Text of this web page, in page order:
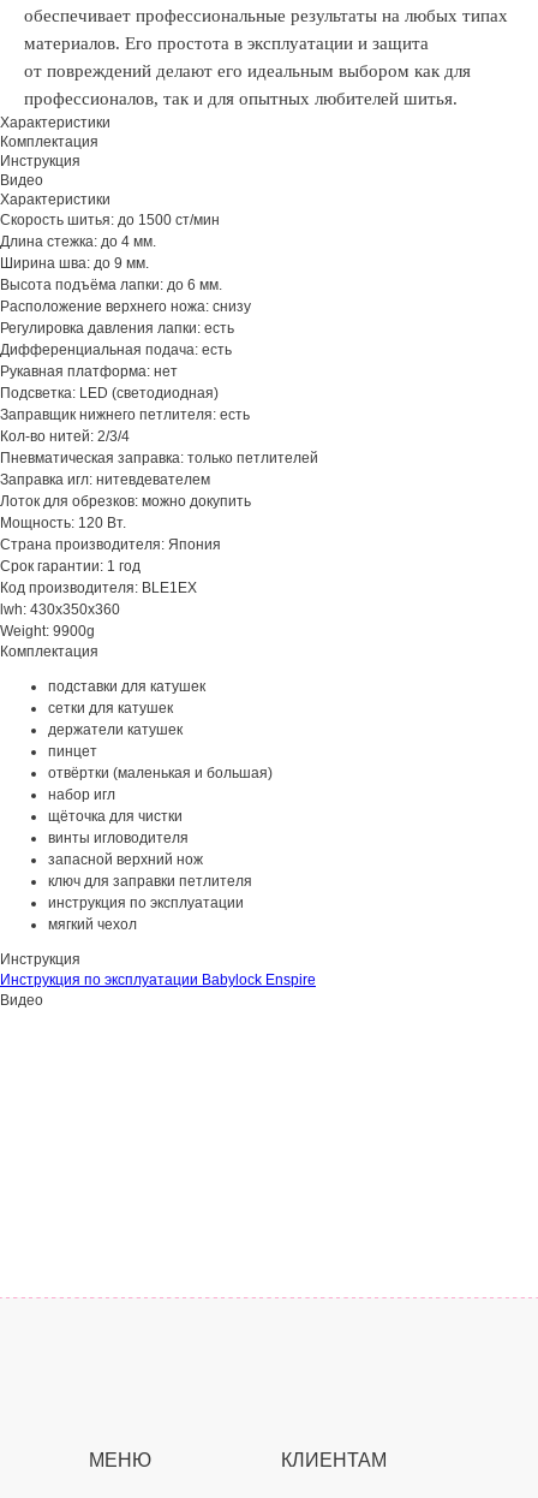
обеспечивает профессиональные результаты на любых типах
материалов. Его простота в эксплуатации и защита
от повреждений делают его идеальным выбором как для
профессионалов, так и для опытных любителей шитья.
Характеристики
Комплектация
Инструкция
Видео
Характеристики
Скорость шитья: до 1500 ст/мин
Длина стежка: до 4 мм.
Ширина шва: до 9 мм.
Высота подъёма лапки: до 6 мм.
Расположение верхнего ножа: снизу
Регулировка давления лапки: есть
Дифференциальная подача: есть
Рукавная платформа: нет
Подсветка: LED (светодиодная)
Заправщик нижнего петлителя: есть
Кол-во нитей: 2/3/4
Пневматическая заправка: только петлителей
Заправка игл: нитевдевателем
Лоток для обрезков: можно докупить
Мощность: 120 Вт.
Страна производителя: Япония
Срок гарантии: 1 год
Код производителя: BLE1EX
lwh: 430x350x360
Weight: 9900g
Комплектация
подставки для катушек
сетки для катушек
держатели катушек
пинцет
отвёртки (маленькая и большая)
набор игл
щёточка для чистки
винты игловодителя
запасной верхний нож
ключ для заправки петлителя
инструкция по эксплуатации
мягкий чехол
Инструкция
Инструкция по эксплуатации Babylock Enspire
Видео
МЕНЮ КЛИЕНТАМ